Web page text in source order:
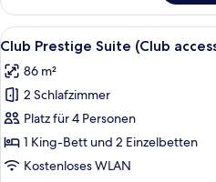
Family
Twin
Ocean
Alle
Fotos
für
Club
Prestige
Suite
(Club
4
Club Prestige Suite (Club
86 m²
2 Schlafzimmer
Platz für 4 Personen
1 King-Bett und 2 Einzelbetten
Kostenloses WLAN